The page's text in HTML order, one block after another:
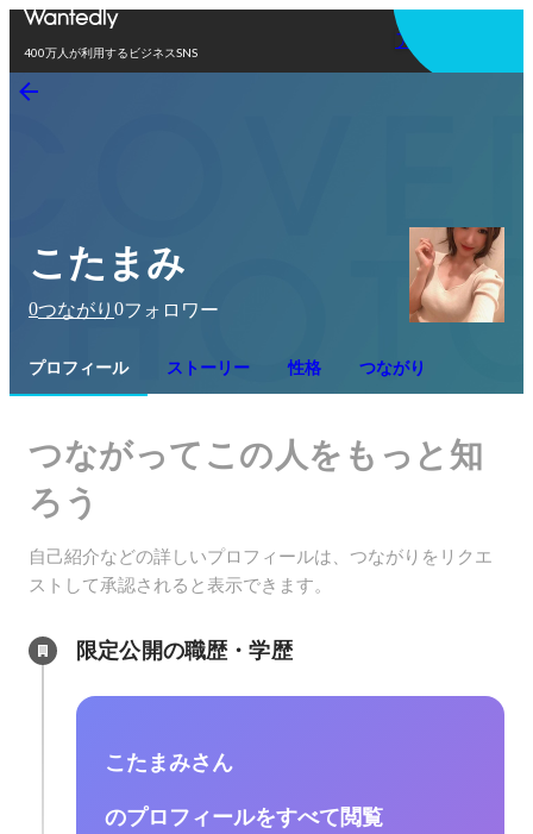
400万人が利用するビジネスSNS
アプリを使う
こたまみ
0つながり 0フォロワー
プロフィール ストーリー 性格 つながり
つながってこの人をもっと知
ろう
自己紹介などの詳しいプロフィールは、つながりをリクエ
ストして承認されると表示できます。
限定公開の職歴・学歴
こたまみさん
のプロフィールをすべて閲覧